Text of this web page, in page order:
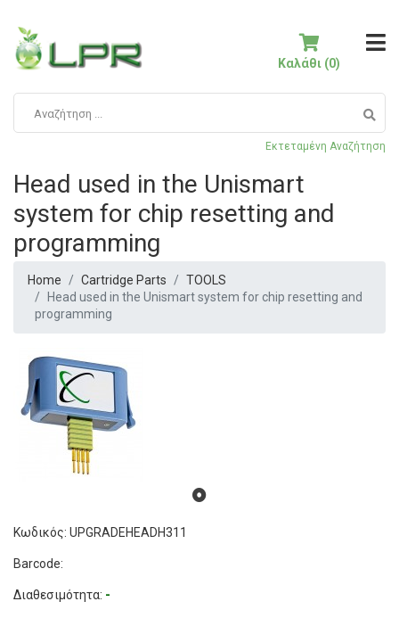
Εκτεταμένη Αναζήτηση
Καλάθι (0)
Head used in the Unismart
system for chip resetting and
programming
Home Cartridge Parts
TOOLS
Head used in the Unismart system for chip resetting and
programming
Κωδικός: UPGRADEHEADH311
Barcode:
Διαθεσιμότητα: -